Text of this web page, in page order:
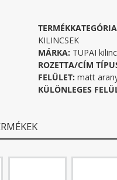
KILINCSEK
MÁRKA: TUPAI
ROZETTA/CÍM
FELÜLET: matt
KÜLÖNLEGES